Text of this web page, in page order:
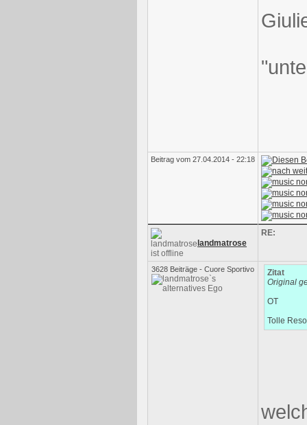
Beitrag vom 27.04.2014 - 22:18
landmatrose
RE:
3628 Beiträge - Cuore Sportivo
Zitat
Original
OT
Tolle